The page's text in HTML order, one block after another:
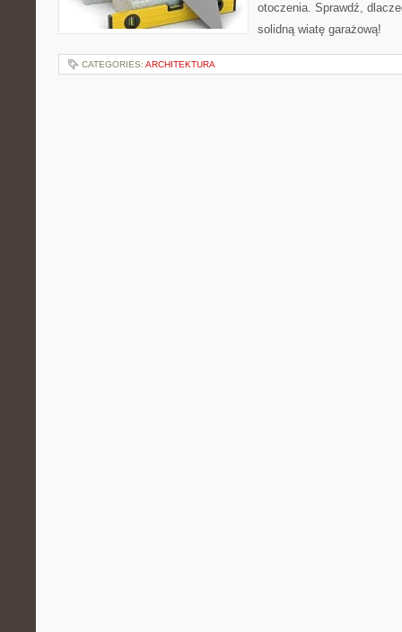
otoczenia. Sprawdź,
solidną wiatę garażową!
CATEGORIES: ARCHITEKTURA